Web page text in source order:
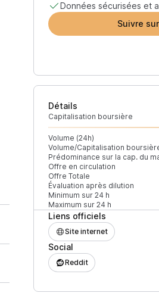
Données sécurisées et
Suivre
Détails
Capitalisation boursière
Volume (24h)
Volume/Capitalisation
Prédominance sur la cap. du
Offre en circulation
Offre Totale
Évaluation après dilution
Minimum sur 24 h
Maximum sur 24 h
Liens officiels
Site internet
Social
Reddit